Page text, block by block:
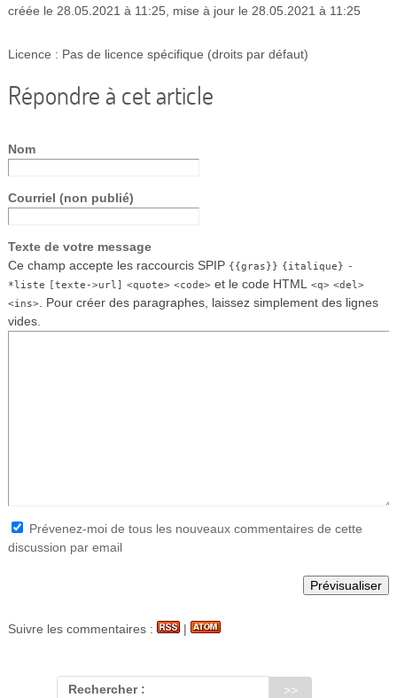
créée le 28.05.2021 à 11:25, mise à jour le 28.05.2021 à 11:25
Licence : Pas de licence spécifique (droits par défaut)
Répondre à cet article
Nom
Courriel (non publié)
Texte de votre message
Ce champ accepte les raccourcis SPIP {{gras}} {italique} -
*liste [texte->url] <quote> <code>et le code HTML <q> <del>
<ins>. Pour créer des paragraphes, laissez simplement des lignes
vides.
Prévenez-moi de tous les nouveaux commentaires de cette
discussion par email
Suivre les commentaires : |
Rechercher :